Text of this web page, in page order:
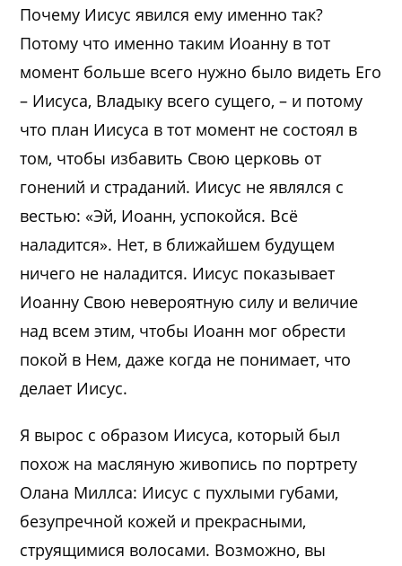
Почему Иисус явился ему именно так?
Потому что именно таким Иоанну в тот
момент больше всего нужно было видеть Его
– Иисуса, Владыку всего сущего, – и потому
что план Иисуса в тот момент не состоял в
том, чтобы избавить Свою церковь от
гонений и страданий. Иисус не являлся с
вестью: «Эй, Иоанн, успокойся. Всё
наладится». Нет, в ближайшем будущем
ничего не наладится. Иисус показывает
Иоанну Свою невероятную силу и величие
над всем этим, чтобы Иоанн мог обрести
покой в ​​Нем, даже когда не понимает, что
делает Иисус.
Я вырос с образом Иисуса, который был
похож на масляную живопись по портрету
Олана Миллса: Иисус с пухлыми губами,
безупречной кожей и прекрасными,
струящимися волосами. Возможно, вы